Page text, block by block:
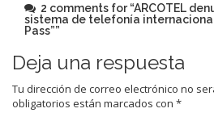
2 comments for “ARCOTEL
sistema de telefonía
Pass””
Deja una respuesta
Tu dirección de correo electrónico no
obligatorios están marcados con *